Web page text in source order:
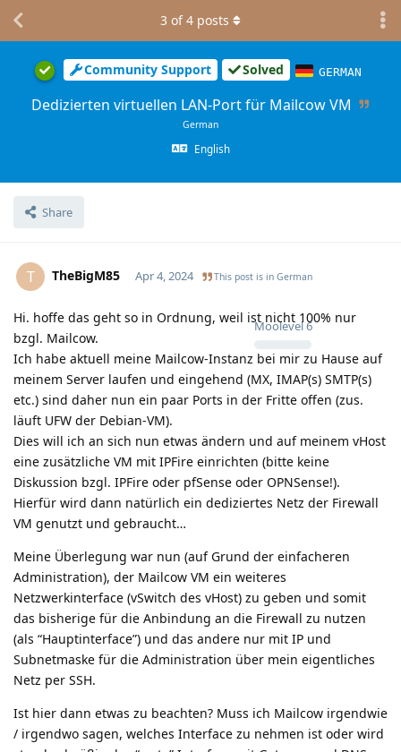
Community Support Solved GERMAN
Dedizierten virtuellen LAN-Port für Mailcow VM
German
English
Share
3 of4 posts
T TheBigM85
Moolevel6
Apr 4, 2024 This post is in German
Hi. hoffe das geht so in Ordnung, weil ist nicht 100% nur
bzgl. Mailcow.
Ich habe aktuell meine Mailcow-Instanz bei mir zu Hause auf
meinem Server laufen und eingehend (MX, IMAP(s) SMTP(s)
etc.) sind daher nun ein paar Ports in der Fritte offen (zus.
läuft UFW der Debian-VM).
Dies will ich an sich nun etwas ändern und auf meinem vHost
eine zusätzliche VM mit IPFire einrichten (bitte keine
Diskussion bzgl. IPFire oder pfSense oder OPNSense!).
Hierfür wird dann natürlich ein dediziertes Netz der Firewall
VM genutzt und gebraucht…
Meine Überlegung war nun (auf Grund der einfacheren
Administration), der Mailcow VM ein weiteres
Netzwerkinterface (vSwitch des vHost) zu geben und somit
das bisherige für die Anbindung an die Firewall zu nutzen
(als “Hauptinterface”) und das andere nur mit IP und
Subnetmaske für die Administration über mein eigentliches
Netz per SSH.
Ist hier dann etwas zu beachten? Muss ich Mailcow irgendwie
/ irgendwo sagen, welches Interface zu nehmen ist oder wird